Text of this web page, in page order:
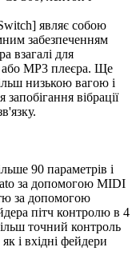
являє собою
забезпеченням
взагалі для
MP3 плеєра. Ще
низькою вагою і
вібрації
90 параметрів і
за допомогою MIDI
за допомогою
пітч контролю в 4
точний контроль
і вхідні фейдери